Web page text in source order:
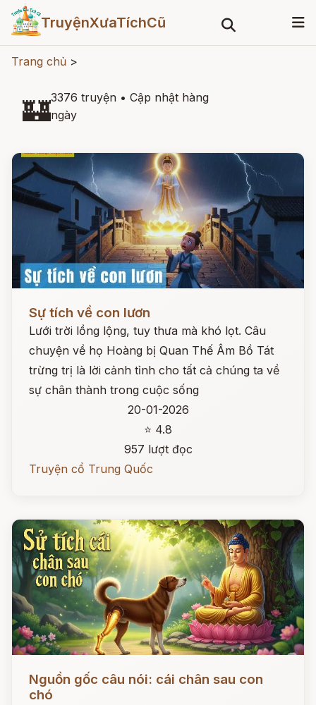
TruyệnXưaTíchCũ
Trang chủ >
🏰3376 truyện • Cập nhật hàng
ngày
Sự tích về con lươn
Lưới trời lồng lộng, tuy thưa mà khó lọt. Câu
chuyện về họ Hoàng bị Quan Thế Âm Bồ Tát
trừng trị là lời cảnh tỉnh cho tất cả chúng ta về
sự chân thành trong cuộc sống
20-01-2026
⭐ 4.8
957 lượt đọc
Truyện cổ Trung Quốc
Đọc ngay
Nguồn gốc câu nói: cái chân sau con
chó